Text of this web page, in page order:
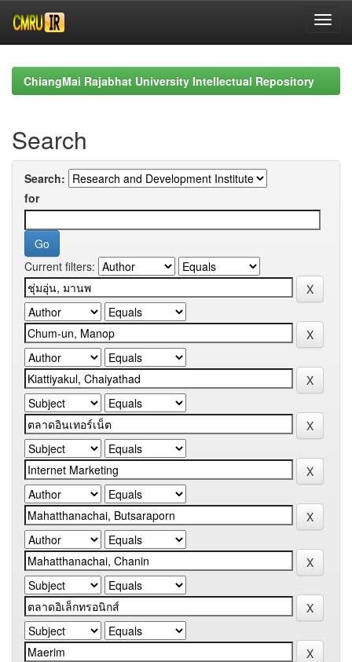
navigationChiangMai Rajabhat University Intellectual Repository
Search
Search:
for
Current filters: